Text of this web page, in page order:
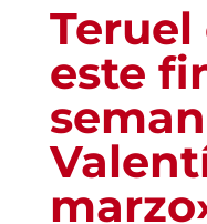
Teruel
este